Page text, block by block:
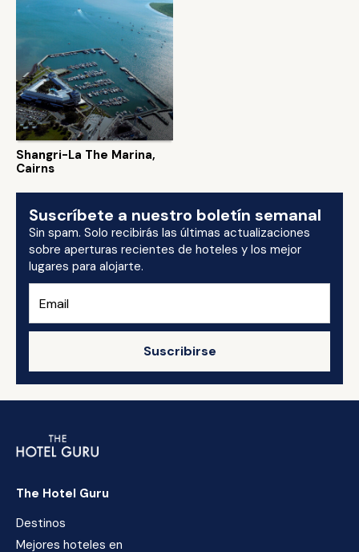
Shangri-La The Marina,
Cairns
Suscríbete a nuestro boletín semanal
Sin spam. Solo recibirás las últimas actualizaciones
sobre aperturas recientes de hoteles y los mejor
lugares para alojarte.
Suscribirse
The Hotel Guru
Destinos
Mejores hoteles en